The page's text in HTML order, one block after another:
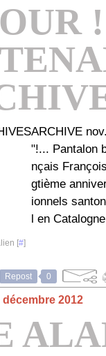
ARCHIVE
"!... Pantalon
nçais
gtième
ionnels
l en
[#]
Repost 0
décembre 2012